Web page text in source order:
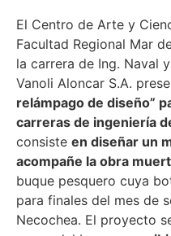
El Centro de Arte y
Facultad Regional Mar
la carrera de Ing. Naval
Vanoli Aloncar S.A.
relámpago de diseño”
carreras de ingeniería
consiste en diseñar un
acompañe la obra
buque pesquero cuya
para finales del mes de
Necochea. El proyecto